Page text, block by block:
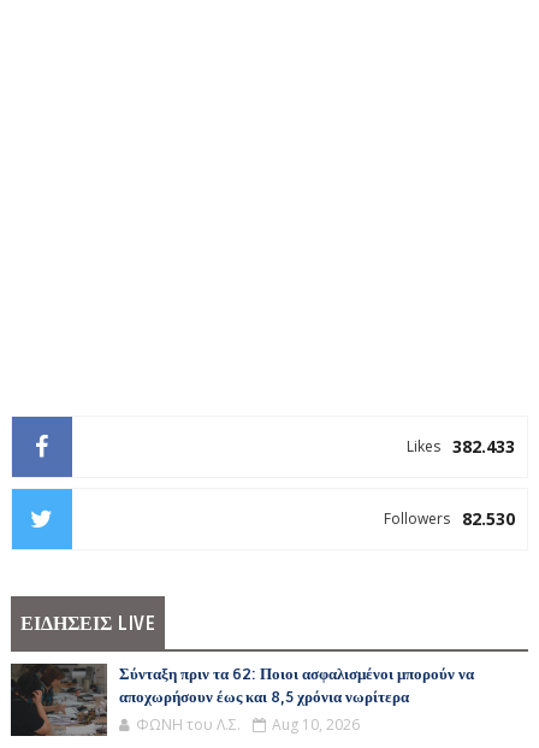
382.433
Likes
82.530
Followers
ΕΙΔΗΣΕΙΣ LIVE
Σύνταξη πριν τα 62: Ποιοι ασφαλισμένοι μπορούν να
αποχωρήσουν έως και 8,5 χρόνια νωρίτερα
ΦΩΝΗ του Λ.Σ. Aug 10, 2026